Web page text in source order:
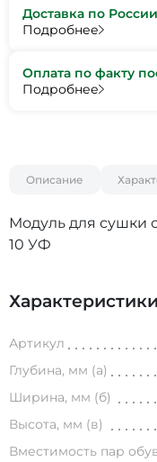
Доставка по
Подробнее
Оплата по факту
Подробнее
Описание
Модуль для сушки
10 УФ
Характеристики
Артикул
Глубина, мм (а)
Ширина, мм (б)
Высота, мм (в)
Вместимость пар